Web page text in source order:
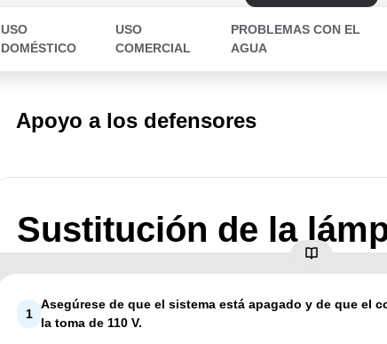
USO
DOMÉSTICO
USO
COMERCIAL
PROBLEMAS CON EL
AGUA
Apoyo a los defensores
Sustitución de la
1
Asegúrese de que el sistema está apagado y de que el
la toma de 110 V.